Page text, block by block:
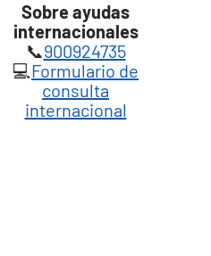
Sobre ayudas
internacionales
📞900924735
💻Formulario de
consulta
internacional